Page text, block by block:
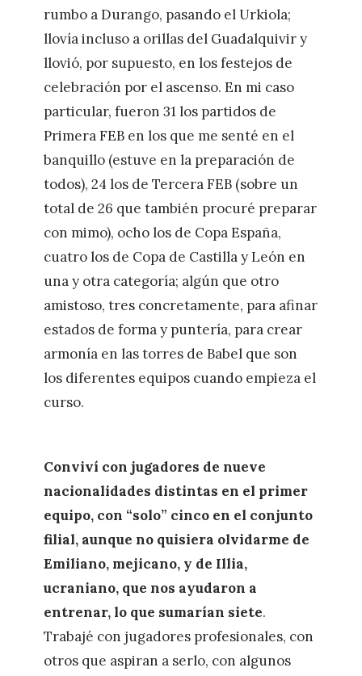
rumbo a Durango, pasando el Urkiola;
llovía incluso a orillas del Guadalquivir y
llovió, por supuesto, en los festejos de
celebración por el ascenso. En mi caso
particular, fueron 31 los partidos de
Primera FEB en los que me senté en el
banquillo (estuve en la preparación de
todos), 24 los de Tercera FEB (sobre un
total de 26 que también procuré preparar
con mimo), ocho los de Copa España,
cuatro los de Copa de Castilla y León en
una y otra categoría; algún que otro
amistoso, tres concretamente, para afinar
estados de forma y puntería, para crear
armonía en las torres de Babel que son
los diferentes equipos cuando empieza el
curso.
Conviví con jugadores de nueve
nacionalidades distintas en el primer
equipo, con “solo” cinco en el conjunto
filial, aunque no quisiera olvidarme de
Emiliano, mejicano, y de Illia,
ucraniano, que nos ayudaron a
entrenar, lo que sumarían siete.
Trabajé con jugadores profesionales, con
otros que aspiran a serlo, con algunos